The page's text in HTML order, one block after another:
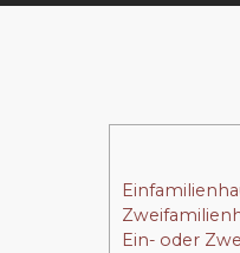
Ein- oder